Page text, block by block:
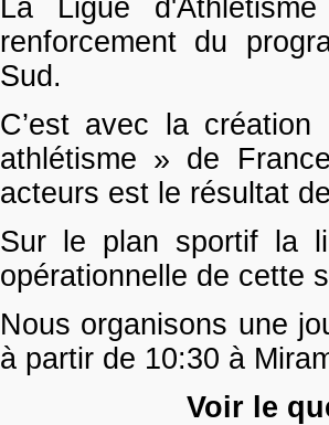
La Ligue
renforcement du
Sud.
C’est avec la
athlétisme » de
acteurs est le résultat
Sur le plan sportif la
opérationnelle de cette
Nous organisons une
à partir de 10:30 à
Voir le